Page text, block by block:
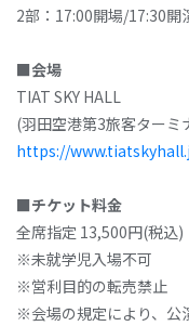
2部：17:00開場/17:30開
■会場
TIAT SKY HALL
(羽田空港第3旅客ターミ
https://
■チケット料金
全席指定 13,500円(税込)
※未就学児入場不可
※営利目的の転売禁止
※会場の規定により、公